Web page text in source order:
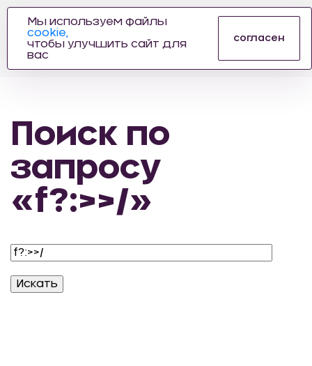
АВТОЗАПЧАСТЕЙ
Поиск по
запросу
«f?:>>/»
Мы используем файлы
cookie,
чтобы улучшить сайт для
вас
согласен